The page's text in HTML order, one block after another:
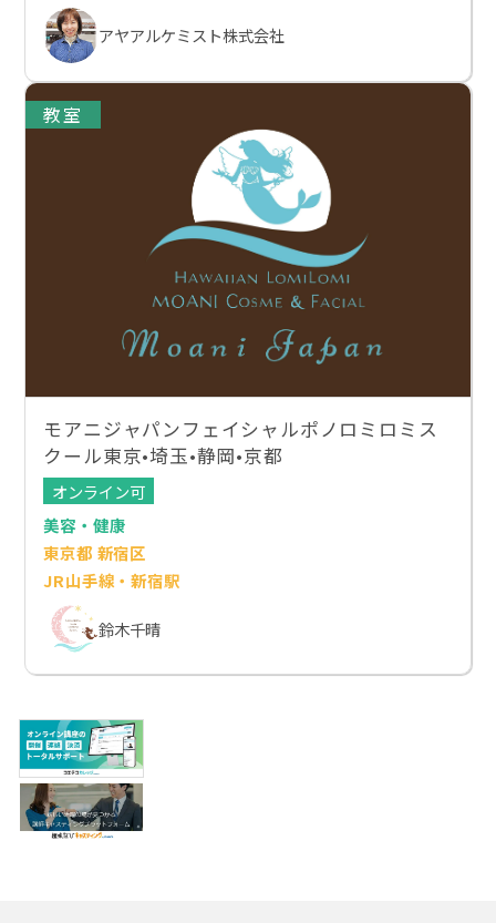
アヤアルケミスト株式会社
教室
モアニジャパンフェイシャルポノロミロミス
クール東京•埼玉•静岡•京都
オンライン可
美容・健康
東京都 新宿区
JR山手線・新宿駅
鈴木千晴